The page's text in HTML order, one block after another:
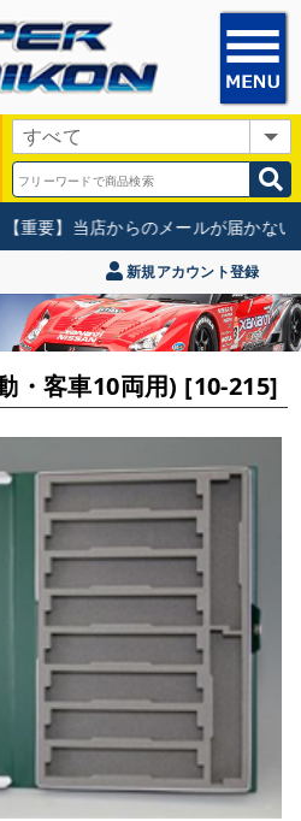
【重要】当店からのメールが届かない
新規アカウント登録
・客車10両用) [10-215]